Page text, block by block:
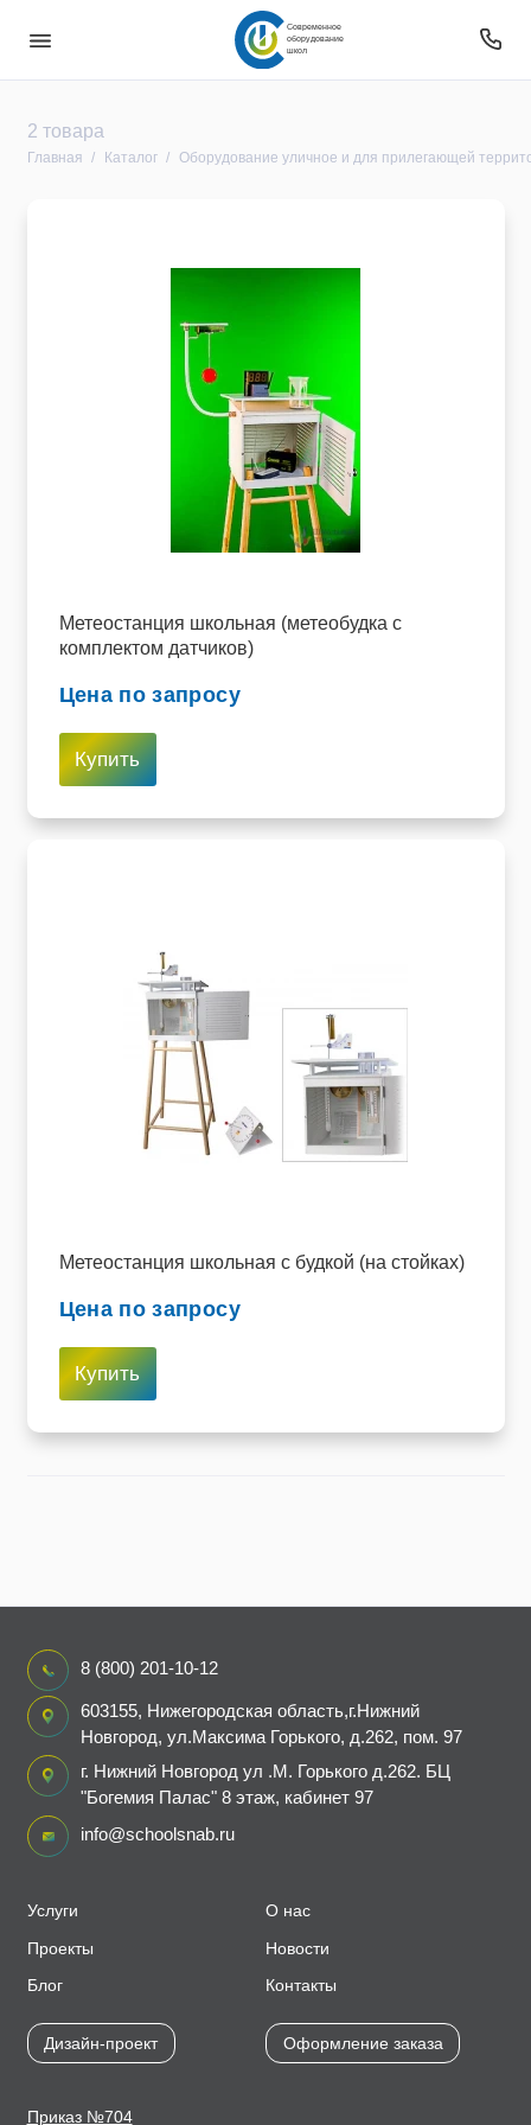
Современное
оборудование
школ
2 товара
Главная Каталог Оборудование уличное и для прилегающей
Безопасность
Оборудование
Оборудование для овз
Оборудование уличное и для прилегающей
Робототехника
Цифровые лаборатории
Метеостанция школьная (метеобудка с
комплектом датчиков)
Цена по запросу
Купить
Метеостанция школьная с будкой (на стойках)
Цена по запросу
Купить
Услуги
Проекты
Блог
Дизайн-проект
О нас
Новости
Контакты
Оформление заказа
Приказ №704
8 (800) 201-10-12
603155, Нижегородская область,г.Нижний
Новгород, ул.Максима Горького, д.262, пом. 97
г. Нижний Новгород ул .М. Горького д.262. БЦ
"Богемия Палас" 8 этаж, кабинет 97
info@schoolsnab.ru